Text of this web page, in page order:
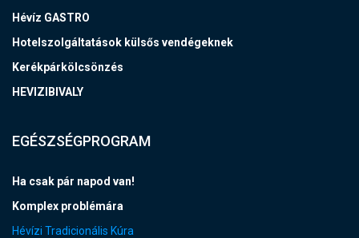
Hévíz GASTRO
Hotelszolgáltatások külsős vendégeknek
Kerékpárkölcsönzés
HEVIZIBIVALY
EGÉSZSÉGPROGRAM
Ha csak pár napod van!
Komplex problémára
Hévízi Tradicionális Kúra